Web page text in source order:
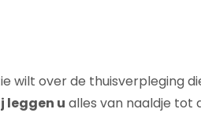
wilt over de thuisverpleging
leggen u alles van naaldje tot